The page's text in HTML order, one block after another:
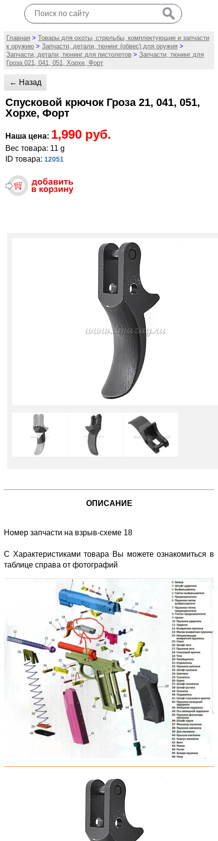
Главная > Товары для охоты, стрельбы, комплектующие и запчасти
к оружию > Запчасти, детали, тюнинг (обвес) для оружия >
Запчасти, детали, тюнинг для пистолетов > Запчасти, тюнинг для
Гроза 021, 041, 051, Хорхе, Форт
← Назад
Спусковой крючок Гроза 21, 041, 051,
Хорхе, Форт
Наша цена: 1,990 руб.
Вес товара: 11 g
ID товара: 12051
ОПИСАНИЕ
Номер запчасти на взрыв-схеме 18
С Характеристиками товара Вы можете ознакомиться в
таблице справа от фотографий